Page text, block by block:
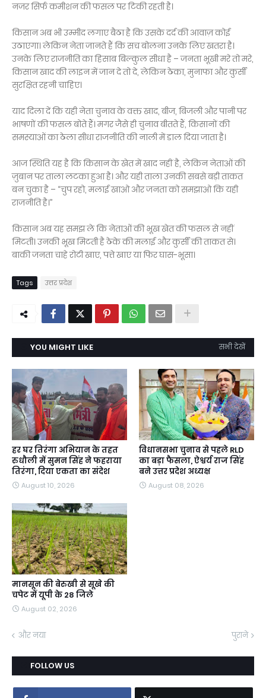
नजर सिर्फ कमीशन की फसल पर टिकी रहती है।
किसान अब भी उम्मीद लगाए बैठा है कि उसके दर्द की आवाज़ कोई
उठाएगा। लेकिन नेता जानते हैं कि सच बोलना उनके लिए खतरा है।
उनके लिए राजनीति का हिसाब बिल्कुल सीधा है – जनता भूखी मरे तो मरे,
किसान खाद की लाइन में जान दे तो दे, लेकिन ठेका, मुनाफा और कुर्सी
सुरक्षित रहनी चाहिए।
याद दिला दें कि यही नेता चुनाव के वक्त खाद, बीज, बिजली और पानी पर
भाषणों की फसल बोते हैं। मगर जैसे ही चुनाव बीतते हैं, किसानों की
समस्याओं का ठेला सीधा राजनीति की नाली में डाल दिया जाता है।
आज स्थिति यह है कि किसान के खेत में खाद नहीं है, लेकिन नेताओं की
ज़ुबान पर ताला लटका हुआ है। और यही ताला उनकी सबसे बड़ी ताकत
बन चुका है – “चुप रहो, मलाई खाओ और जनता को समझाओ कि यही
राजनीति है।”
किसान अब यह समझ ले कि नेताओं की भूख खेत की फसल से नहीं
मिटती। उनकी भूख मिटती है ठेके की मलाई और कुर्सी की ताकत से।
बाकी जनता चाहे रोटी खाए, पत्ते खाए या फिर घास-भूसा।
Tags उत्तर प्रदेश
YOU MIGHT LIKE सभी देखें
हर घर तिरंगा अभियान के तहत
रुधौली में सुमन सिंह ने फहराया
तिरंगा, दिया एकता का संदेश
August 10, 2026
विधानसभा चुनाव से पहले RLD
का बड़ा फैसला, ऐश्वर्य राज सिंह
बने उत्तर प्रदेश अध्यक्ष
August 08, 2026
मानसून की बेरुखी से सूखे की
चपेट में यूपी के 28 जिले
August 02, 2026
और नया पुराने
FOLLOW US